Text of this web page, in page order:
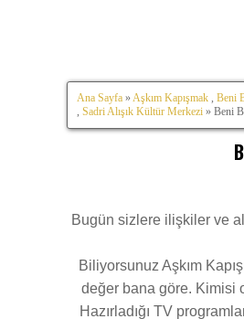
Ana Sayfa »Aşkım Kapışmak , Beni
, Sadri Alışık Kültür Merkezi » Beni
Bugün sizlere ilişkiler ve
Biliyorsunuz Aşkım
değer bana göre. Kimisi
Hazırladığı TV